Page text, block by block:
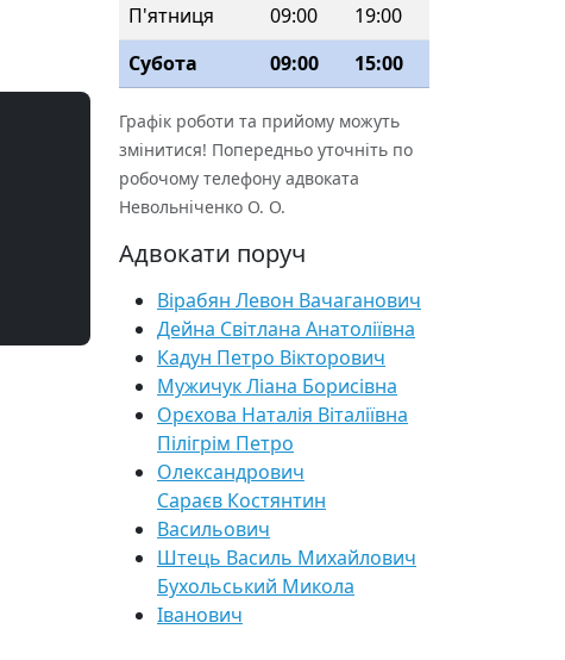
П'ятниця
09:00
19:00
Субота
09:00 15:00
Графік роботи та прийому можуть
змінитися! Попередньо уточніть по
робочому телефону адвоката
Невольніченко О. О.
Адвокати поруч
Вірабян Левон Вачаганович
Дейна Світлана Анатоліївна
Кадун Петро Вікторович
Мужичук Ліана Борисівна
Орєхова Наталія Віталіївна
Пілігрім Петро
Олександрович
Сараєв Костянтин
Васильович
Штець Василь Михайлович
Бухольський Микола
Іванович